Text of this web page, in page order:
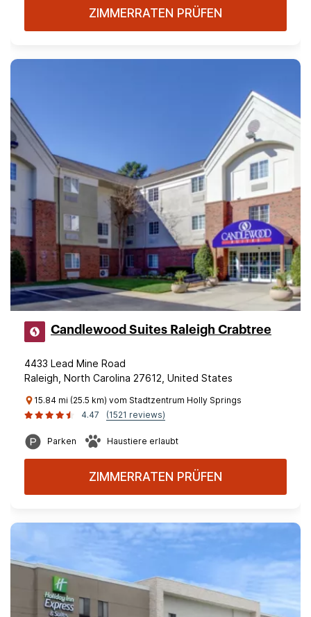
ZIMMERRATEN PRÜFEN
Candlewood Suites Raleigh Crabtree
4433 Lead Mine Road
Raleigh, North Carolina 27612, United States
15.84 mi (25.5 km) vom Stadtzentrum Holly Springs
4.47
(1521 reviews)
Parken Haustiere erlaubt
ZIMMERRATEN PRÜFEN